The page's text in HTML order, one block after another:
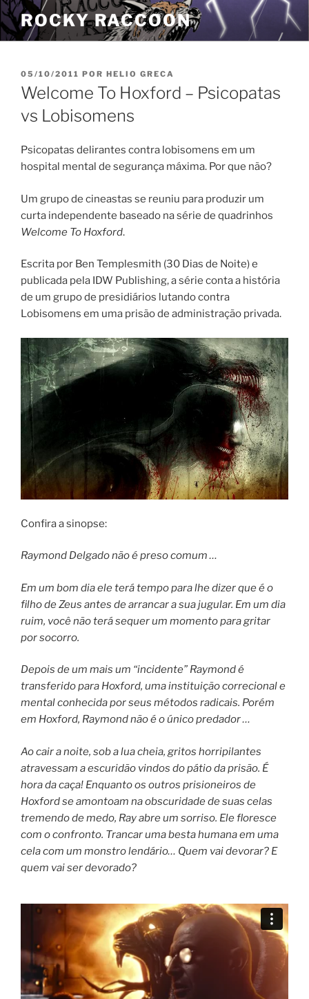
Pular
para
o
ROCKY RACCOON
PUBLICADO
EM
05/10/2011 POR HELIO GRECA
Welcome To Hoxford – Psicopatas
vs Lobisomens
Psicopatas delirantes contra lobisomens em um
hospital mental de segurança máxima. Por que não?
Um grupo de cineastas se reuniu para produzir um
curta independente baseado na série de quadrinhos
Welcome To Hoxford.
Escrita por Ben Templesmith (30 Dias de Noite) e
publicada pela IDW Publishing, a série conta a história
de um grupo de presidiários lutando contra
Lobisomens em uma prisão de administração privada.
Confira a sinopse:
Raymond Delgado não é preso comum …
Em um bom dia ele terá tempo para lhe dizer que é o
filho de Zeus antes de arrancar a sua jugular. Em um dia
ruim, você não terá sequer um momento para gritar
por socorro.
Depois de um mais um “incidente” Raymond é
transferido para Hoxford, uma instituição correcional e
mental conhecida por seus métodos radicais. Porém
em Hoxford, Raymond não é o único predador …
Ao cair a noite, sob a lua cheia, gritos horripilantes
atravessam a escuridão vindos do pátio da prisão. É
hora da caça! Enquanto os outros prisioneiros de
Hoxford se amontoam na obscuridade de suas celas
tremendo de medo, Ray abre um sorriso. Ele floresce
com o confronto. Trancar uma besta humana em uma
cela com um monstro lendário… Quem vai devorar? E
quem vai ser devorado?